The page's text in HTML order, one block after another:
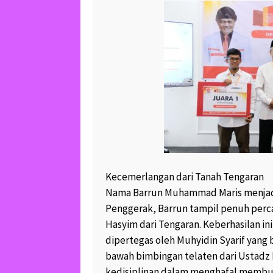
Kecemerlangan dari Tanah Tengaran
Nama Barrun Muhammad Maris
Penggerak, Barrun tampil penuh
Hasyim dari Tengaran. Keberhasilan
dipertegas oleh Muhyidin Syarif yang
bawah bimbingan telaten dari
HAYYIN, LAYYIN,
SAHLIN, 4
TIDAK
NERAKA “
October 25, 2017
3
KREATIF..PAK RT
LIMBAH BAN
SOFA YANG CANTIK
February 19, 2017
BAKPAO UNGARAN
BANJIR ORDER..
July 12, 2017
SOFA BAKPAO
WARGA GENUK
SEMAKIN DIGEMARI
“